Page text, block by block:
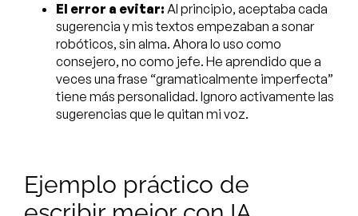
El error a evitar: Al principio, aceptaba cada
sugerencia y mis textos empezaban a sonar
robóticos, sin alma. Ahora lo uso como
consejero, no como jefe. He aprendido que a
veces una frase “gramaticalmente imperfecta”
tiene más personalidad. Ignoro activamente las
sugerencias que le quitan mi voz.
Ejemplo práctico de